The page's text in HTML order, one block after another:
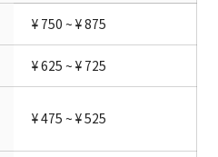
¥ 750 ~ ¥ 875
¥ 625 ~ ¥ 725
¥ 475 ~ ¥ 525